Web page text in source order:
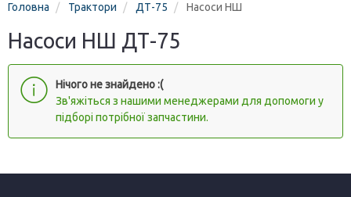
Головна Трактори ДТ-75 Насоси НШ
Насоси НШ ДТ-75
Нічого не знайдено :(
Зв'яжіться з нашими менеджерами для допомоги у
підборі потрібної запчастини.